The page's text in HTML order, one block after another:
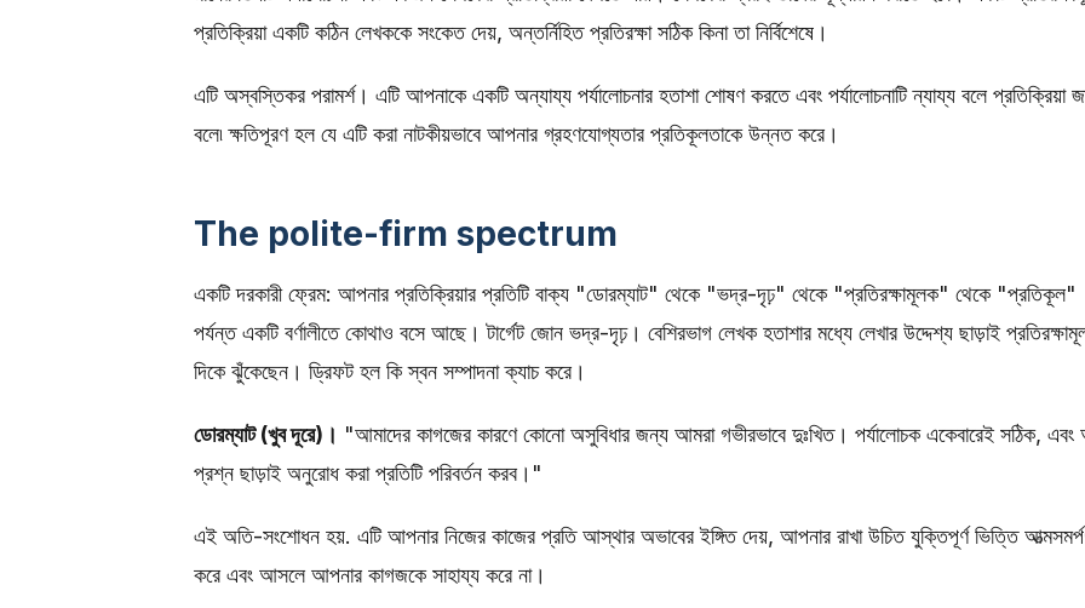
প্রতিক্রিয়া একটি কঠিন লেখককে সংকেত দেয়, অন্তর্নিহিত প্রতিরক্ষা সঠিক কিনা তা নির্বিশেষে।
এটি অস্বস্তিকর পরামর্শ। এটি আপনাকে একটি অন্যায্য পর্যালোচনার হতাশা শোষণ করতে এবং পর্যালোচনাটি ন্যায্য বলে প্রতিক্রিয়া
বলে৷ ক্ষতিপূরণ হল যে এটি করা নাটকীয়ভাবে আপনার গ্রহণযোগ্যতার প্রতিকূলতাকে উন্নত করে।
The polite-firm spectrum
একটি দরকারী ফ্রেম: আপনার প্রতিক্রিয়ার প্রতিটি বাক্য "ডোরম্যাট" থেকে "ভদ্র-দৃঢ়" থেকে "প্রতিরক্ষামূলক" থেকে "প্রতিকূল"
পর্যন্ত একটি বর্ণালীতে কোথাও বসে আছে। টার্গেট জোন ভদ্র-দৃঢ়। বেশিরভাগ লেখক হতাশার মধ্যে লেখার উদ্দেশ্য ছাড়াই
দিকে ঝুঁকেছেন। ড্রিফট হল কি স্বন সম্পাদনা ক্যাচ করে।
ডোরম্যাট (খুব দূরে)। "আমাদের কাগজের কারণে কোনো অসুবিধার জন্য আমরা গভীরভাবে দুঃখিত। পর্যালোচক একেবারেই সঠিক, এবং
প্রশ্ন ছাড়াই অনুরোধ করা প্রতিটি পরিবর্তন করব।"
এই অতি-সংশোধন হয়. এটি আপনার নিজের কাজের প্রতি আস্থার অভাবের ইঙ্গিত দেয়, আপনার রাখা উচিত যুক্তিপূর্ণ ভিত্তি
করে এবং আসলে আপনার কাগজকে সাহায্য করে না।